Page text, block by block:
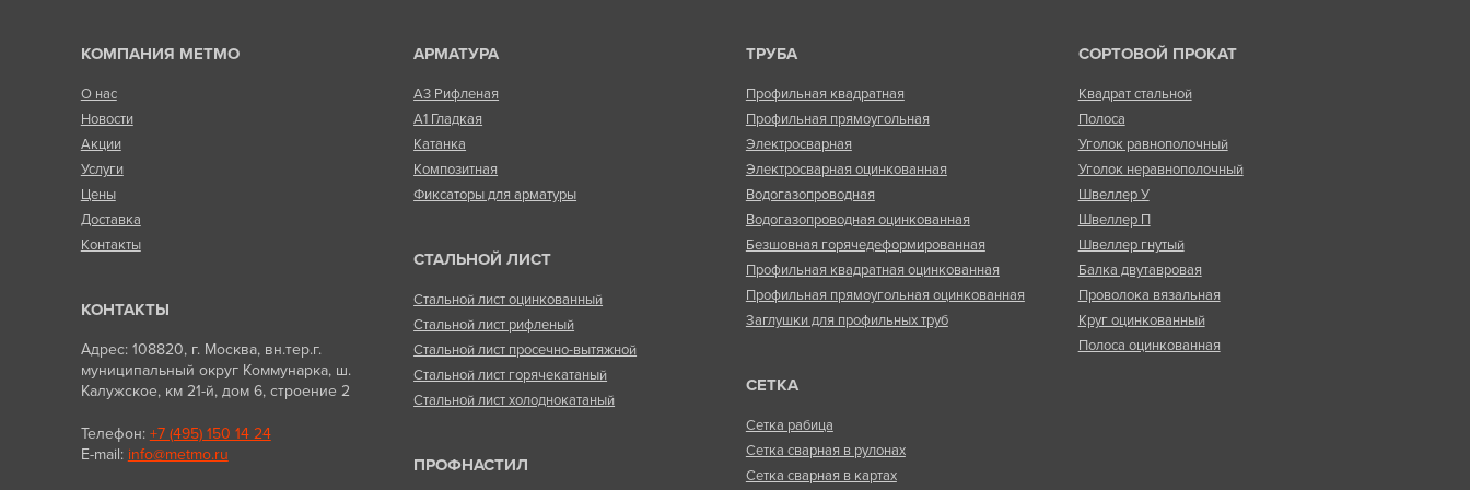
КОМПАНИЯ МЕТМО
О нас
Новости
Акции
Услуги
Цены
Доставка
Контакты
КОНТАКТЫ
Адрес: 108820, г. Москва, вн.тер.г.
муниципальный округ Коммунарка, ш.
Калужское, км 21-й, дом 6, строение 2
Телефон: +7 (495) 150 14 24
E-mail: info@metmo.ru
АРМАТУРА
А3 Рифленая
А1 Гладкая
Катанка
Композитная
Фиксаторы для арматуры
СТАЛЬНОЙ ЛИСТ
Стальной лист оцинкованный
Стальной лист рифленый
Стальной лист просечно-вытяжной
Стальной лист горячекатаный
Стальной лист холоднокатаный
ПРОФНАСТИЛ
ТРУБА
Профильная квадратная
Профильная прямоугольная
Электросварная
Электросварная оцинкованная
Водогазопроводная
Водогазопроводная оцинкованная
Безшовная горячедеформированная
Профильная квадратная оцинкованная
Профильная прямоугольная оцинкованная
Заглушки для профильных труб
СЕТКА
Сетка рабица
Сетка сварная в рулонах
Сетка сварная в картах
СОРТОВОЙ ПРОКАТ
Квадрат стальной
Полоса
Уголок равнополочный
Уголок неравнополочный
Швеллер У
Швеллер П
Швеллер гнутый
Балка двутавровая
Проволока вязальная
Круг оцинкованный
Полоса оцинкованная